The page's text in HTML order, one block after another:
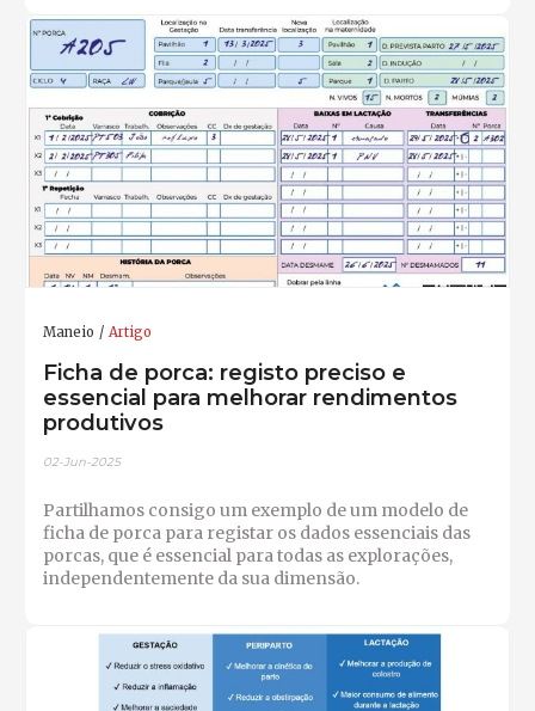
Maneio Artigo
Ficha de porca: registo preciso e
essencial para melhorar rendimentos
produtivos
02-Jun-2025
Partilhamos consigo um exemplo de um modelo de
ficha de porca para registar os dados essenciais das
porcas, que é essencial para todas as explorações,
independentemente da sua dimensão.